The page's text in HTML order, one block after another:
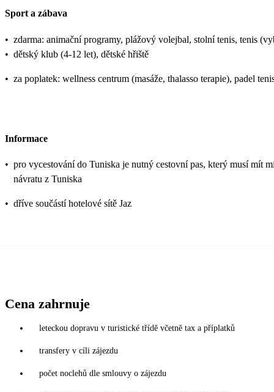
Sport a zábava
• zdarma: animační programy, plážový volejbal, stolní tenis, tenis
• dětský klub (4-12 let), dětské hřiště
• za poplatek: wellness centrum (masáže, thalasso terapie), padel
Informace
• pro vycestování do Tuniska je nutný cestovní pas, který musí mít
návratu z Tuniska
• dříve součástí hotelové sítě Jaz
Cena zahrnuje
leteckou dopravu v turistické třídě včetně tax a příplatků
transfery v cíli zájezdu
počet noclehů dle smlouvy o zájezdu